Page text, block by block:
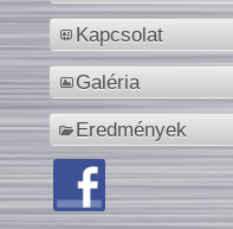
Kapcsolat
Galéria
Eredmények